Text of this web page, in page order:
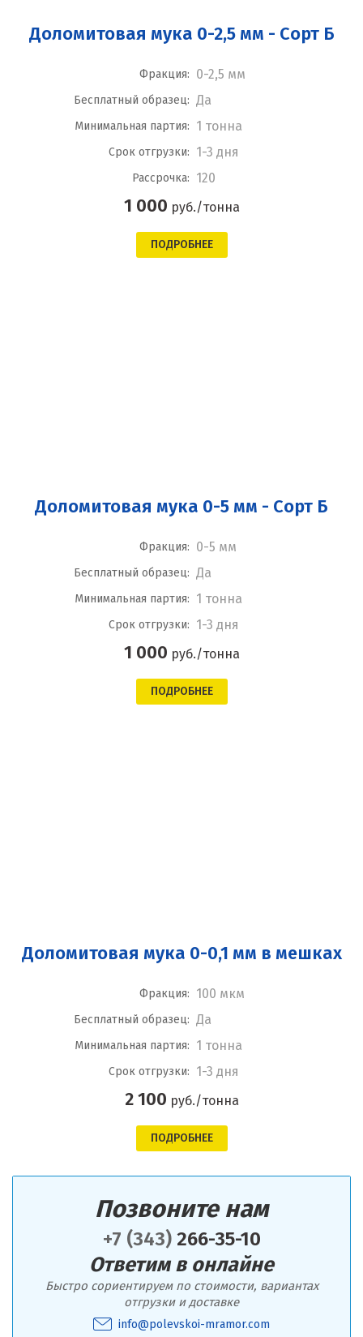
Доломитовая мука 0-2,5 мм - Сорт Б
Фракция: 0-2,5 мм
Бесплатный образец: Да
Минимальная партия: 1 тонна
Срок отгрузки: 1-3 дня
Рассрочка: 120
1 000 руб./тонна
ПОДРОБНЕЕ
Доломитовая мука 0-5 мм - Сорт Б
Фракция: 0-5 мм
Бесплатный образец: Да
Минимальная партия: 1 тонна
Срок отгрузки: 1-3 дня
1 000 руб./тонна
ПОДРОБНЕЕ
Доломитовая мука 0-0,1 мм в мешках
Фракция: 100 мкм
Бесплатный образец: Да
Минимальная партия: 1 тонна
Срок отгрузки: 1-3 дня
2 100 руб./тонна
ПОДРОБНЕЕ
Позвоните нам
+7 (343)266-35-10
Ответим в онлайне
Быстро сориентируем по стоимости, вариантах
отгрузки и доставке
info@polevskoi-mramor.com